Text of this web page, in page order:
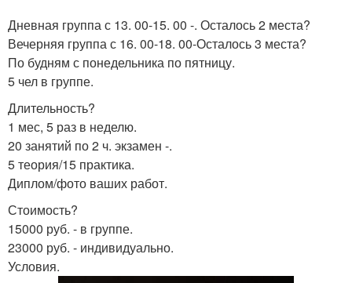
Дневная группа с 13. 00-15. 00 -. Осталось 2 места?
Вечерняя группа с 16. 00-18. 00-Осталось 3 места?
По будням с понедельника по пятницу.
5 чел в группе.
Длительность?
1 мес, 5 раз в неделю.
20 занятий по 2 ч. экзамен -.
5 теория/15 практика.
Диплом/фото ваших работ.
Стоимость?
15000 руб. - в группе.
23000 руб. - индивидуально.
Условия.